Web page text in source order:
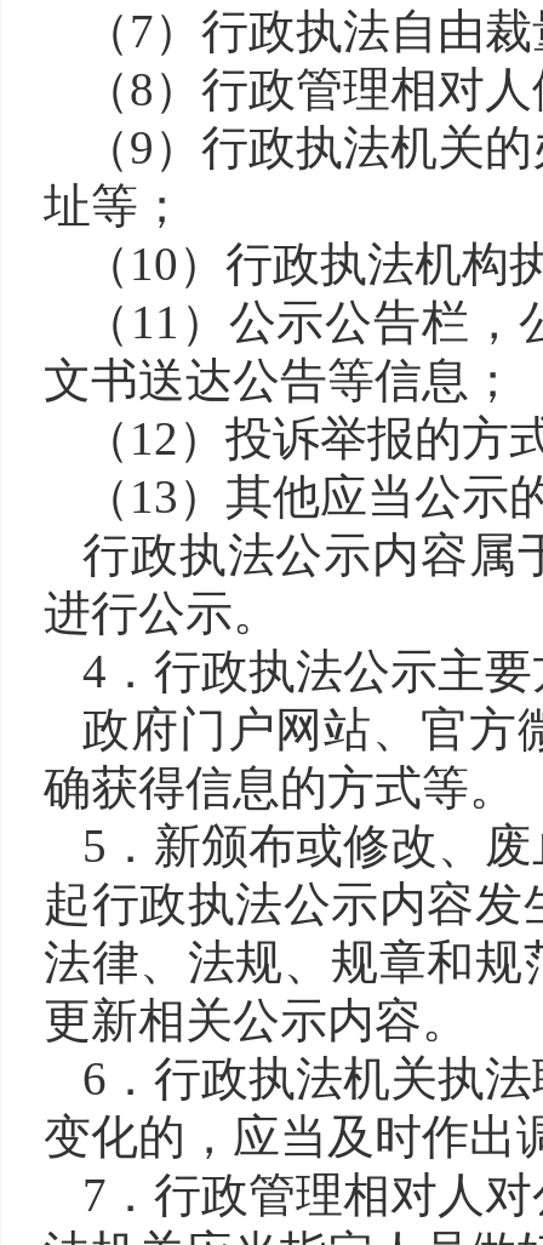
（7）行政执法自由
（8）行政管理相对
（9）行政执法机关
址等；
（ 10）行政执法机构
（ 11）公示公告栏，
文书送达公告等信息；
（ 12）投诉举报的方
（ 13）其他应当公示
行政执法公示内容属
进行公示。
4．行政执法公示主
政府门户网站、官方
确获得信息的方式等。
5．新颁布或修改、
起行政执法公示内容
法律、法规、规章和
更新相关公示内容。
6．行政执法机关执
变化的，应当及时作出
7．行政管理相对人